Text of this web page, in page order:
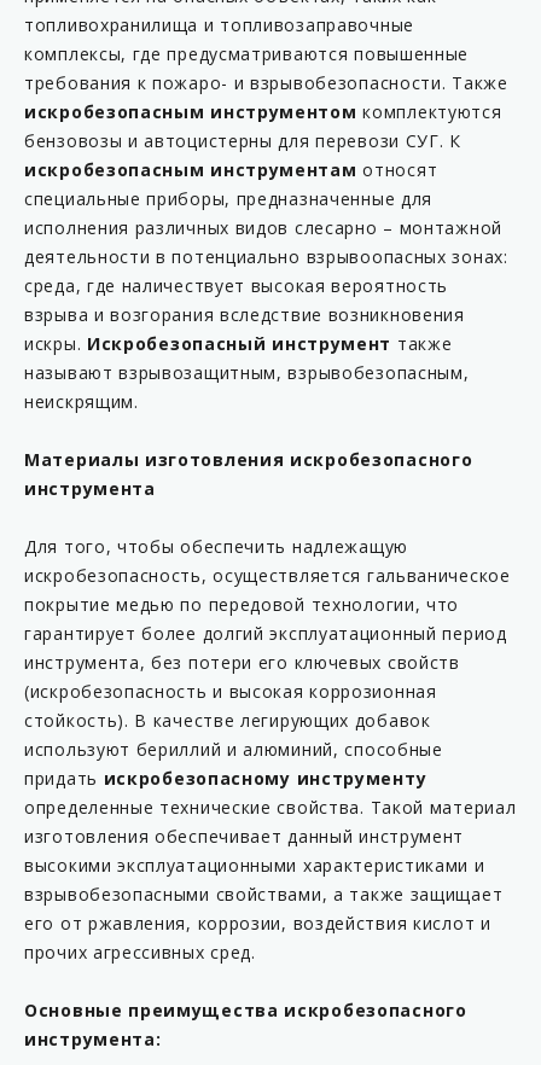
топливохранилища и топливозаправочные
комплексы, где предусматриваются повышенные
требования к пожаро- и взрывобезопасности. Также
искробезопасным инструментом комплектуются
бензовозы и автоцистерны для перевози СУГ. К
искробезопасным инструментам относят
специальные приборы, предназначенные для
исполнения различных видов слесарно – монтажной
деятельности в потенциально взрывоопасных зонах:
среда, где наличествует высокая вероятность
взрыва и возгорания вследствие возникновения
искры. Искробезопасный инструмент также
называют взрывозащитным, взрывобезопасным,
неискрящим.
Материалы изготовления искробезопасного
инструмента
Для того, чтобы обеспечить надлежащую
искробезопасность, осуществляется гальваническое
покрытие медью по передовой технологии, что
гарантирует более долгий эксплуатационный период
инструмента, без потери его ключевых свойств
(искробезопасность и высокая коррозионная
стойкость). В качестве легирующих добавок
используют бериллий и алюминий, способные
придать искробезопасному инструменту
определенные технические свойства. Такой материал
изготовления обеспечивает данный инструмент
высокими эксплуатационными характеристиками и
взрывобезопасными свойствами, а также защищает
его от ржавления, коррозии, воздействия кислот и
прочих агрессивных сред.
Основные преимущества искробезопасного
инструмента: